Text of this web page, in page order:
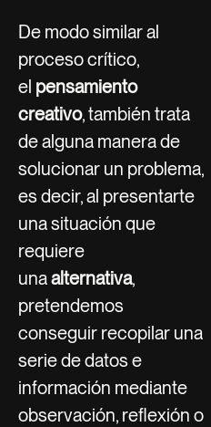
De modo similar al
proceso crítico,
el pensamiento
creativo, también trata
de alguna manera de
solucionar un problema,
es decir, al presentarte
una situación que
requiere
unaalternativa,
pretendemos
conseguir recopilar una
serie de datos e
información mediante
observación, reflexión o